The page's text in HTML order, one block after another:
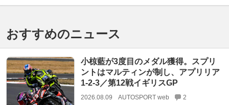
おすすめのニュース
小椋藍が3度目のメダル獲得。スプリ
ントはマルティンが制し、アプリリア
1-2-3／第12戦イギリスGP
2026.08.09 AUTOSPORT web 2